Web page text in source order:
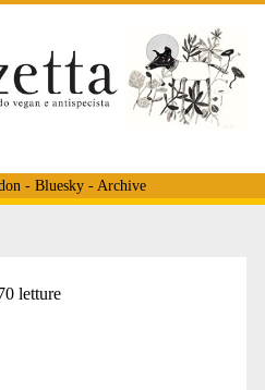
- Bluesky- Archive
span>
letture